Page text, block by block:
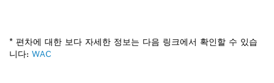
* 편차에 대한 보다 자세한 정보는 다음 링크에서 확인할 수 있습
니다: WAC